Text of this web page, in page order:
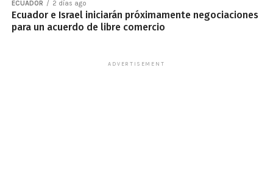
ECUADOR 2 días ago
Ecuador e Israel iniciarán próximamente negociaciones
para un acuerdo de libre comercio
ADVERTISEMENT